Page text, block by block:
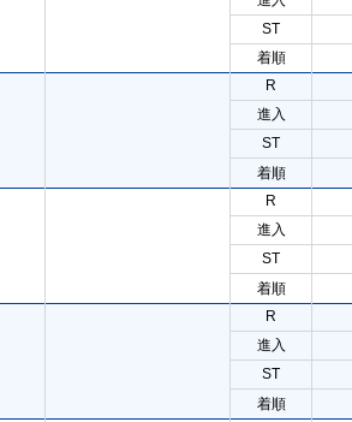
ST
着順
R
進入
ST
着順
R
進入
ST
着順
R
進入
ST
着順